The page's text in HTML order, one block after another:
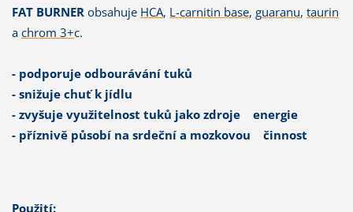
FAT BURNER obsahuje HCA, L-carnitin base, guaranu, taurin
a chrom 3+c.
- podporuje odbourávání tuků
- snižuje chuť k jídlu
- zvyšuje využitelnost tuků jako zdroje energie
- příznivě působí na srdeční a mozkovou činnost
Použití: